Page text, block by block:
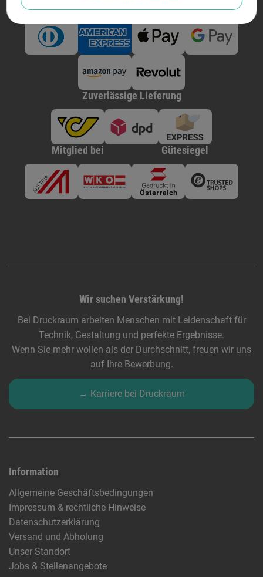
Zuverlässige Lieferung
Mitglied bei Gütesiegel
Wir suchen Verstärkung!
Bei Druckraum arbeiten Menschen mit Leidenschaft für
Technik, Gestaltung und perfekte Ergebnisse.
Wenn Sie mehr wollen als der Durchschnitt, freuen wir uns
auf Ihre Bewerbung.
→ Karriere bei Druckraum
Information
Allgemeine Geschäftsbedingungen
Impressum & rechtliche Hinweise
Datenschutzerklärung
Versand und Abholung
Unser Standort
Jobs & Stellenangebote